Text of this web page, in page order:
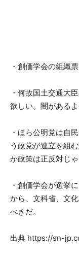
・創価学会の組織
・何故国土交通大
欲しい。闇がある
・ほら公明党は自
う政党が連立を組
か政策は正反対じ
・創価学会が選挙
から、文科省、文
べきだ。
出典 https://sn-